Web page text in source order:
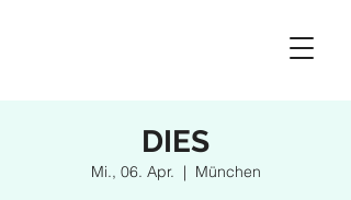
DIES
Mi., 06. Apr.
  |
München